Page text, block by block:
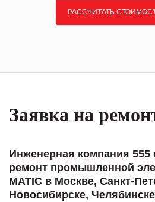
РАССЧИТАТЬ
Заявка на
Инженерная компания 555
ремонт промышленной
MATIC в Москве, Санкт-
Новосибирске,